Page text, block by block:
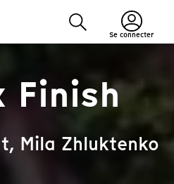
Se connecter
Finish
Mila Zhluktenko